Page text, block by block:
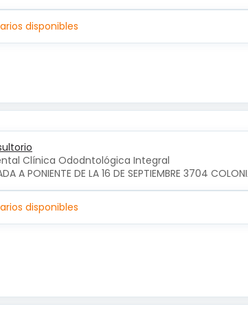
disponibles
Clínica Ododntológica Integral
A PONIENTE DE LA 16 DE SEPTIEMBRE 3704
disponibles